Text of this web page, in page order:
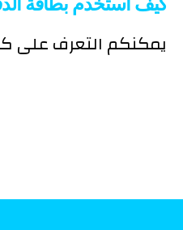
يمكنكم التعرف على